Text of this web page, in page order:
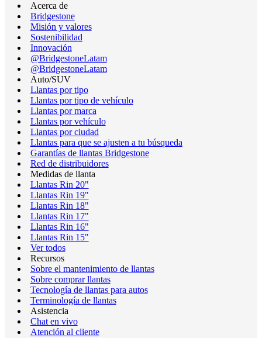
Acerca de
Bridgestone
Misión y valores
Sostenibilidad
Innovación
@BridgestoneLatam
@BridgestoneLatam
Auto/SUV
Llantas por tipo
Llantas por tipo de vehículo
Llantas por marca
Llantas por vehículo
Llantas por ciudad
Llantas para que se ajusten a tu búsqueda
Garantías de llantas Bridgestone
Red de distribuidores
Medidas de llanta
Llantas Rin 20"
Llantas Rin 19"
Llantas Rin 18"
Llantas Rin 17"
Llantas Rin 16"
Llantas Rin 15"
Ver todos
Recursos
Sobre el mantenimiento de llantas
Sobre comprar llantas
Tecnología de llantas para autos
Terminología de llantas
Asistencia
Chat en vivo
Atención al cliente